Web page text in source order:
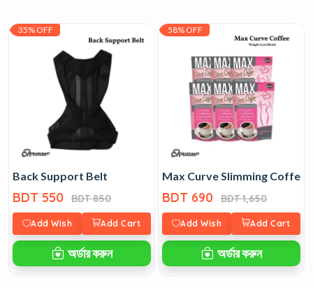
35% OFF
Back Support Belt
BDT 550 BDT 850
Add Wish Add Cart
অর্ডার করুন
58% OFF
Max Curve Slimming Coffee
BDT 690 BDT 1,650
Add Wish Add Cart
অর্ডার করুন